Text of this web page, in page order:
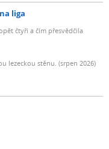
liga
čtyři a čím přesvědčila
lezeckou stěnu. (srpen 2026)